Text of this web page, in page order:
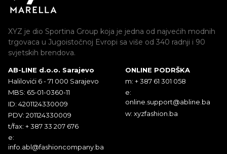
XYZ je dio Sportina Group koja je jedna od najvećih modnih
trgovaca u Jugoistočnoj Evropi sa više od 340 radnji i 90
svjetskih brendova.
AB-LINE d.o.o. Sarajevo
Halilovići 6 - 71 000 Sarajevo
MBS: 65-01-0360-11
ID: 4201124330009
PDV: 201124330009
t/fax: + 387 33 207 676
e:
info.abl@fashioncompany.ba
ONLINE PODRŠKA
m: + 387 61 301 058
e:
online.support@abline.ba
w: xyzfashion.ba